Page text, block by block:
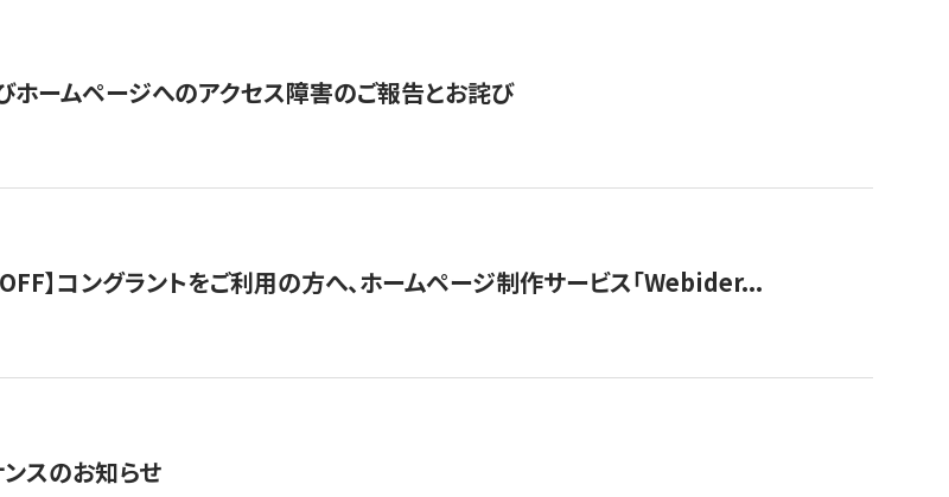
ホームページへのアクセス障害のご報告とお詫び
】コングラントをご利用の方へ、ホームページ制作サービス「Webider...
ンスのお知らせ